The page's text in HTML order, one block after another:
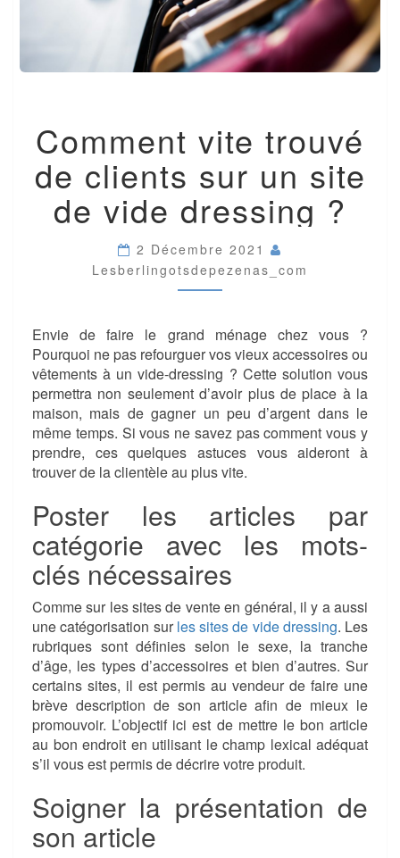
VITE
TROUVÉ
CLIENTS
SUR
UN
DE
VIDE
DRESSING
Comment vite trouvé
de clients sur un site
de vide dressing ?
2 Décembre 2021
Lesberlingotsdepezenas_com
Envie de faire le grand ménage chez vous ?
Pourquoi ne pas refourguer vos vieux accessoires ou
vêtements à un vide-dressing ? Cette solution vous
permettra non seulement d’avoir plus de place à la
maison, mais de gagner un peu d’argent dans le
même temps. Si vous ne savez pas comment vous y
prendre, ces quelques astuces vous aideront à
trouver de la clientèle au plus vite.
Poster les articles par
catégorie avec les mots-
clés nécessaires
Comme sur les sites de vente en général, il y a aussi
une catégorisation sur les sites de vide dressing. Les
rubriques sont définies selon le sexe, la tranche
d’âge, les types d’accessoires et bien d’autres. Sur
certains sites, il est permis au vendeur de faire une
brève description de son article afin de mieux le
promouvoir. L’objectif ici est de mettre le bon article
au bon endroit en utilisant le champ lexical adéquat
s’il vous est permis de décrire votre produit.
Soigner la présentation de
son article